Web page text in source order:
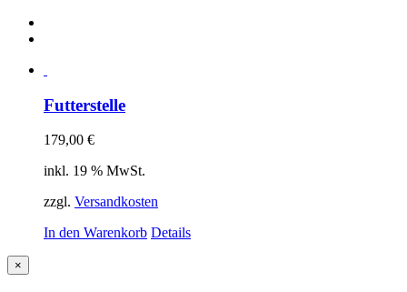
Futterstelle
179,00 €
inkl. 19 % MwSt.
zzgl. Versandkosten
In den Warenkorb Details
Close
product
×